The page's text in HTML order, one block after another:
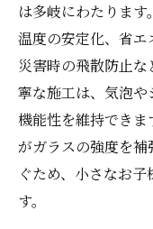
は多岐にわたりま
温度の安定化、省
災害時の飛散防止
寧な施工は、気泡
機能性を維持できま
がガラスの強度を
ぐため、小さなお
す。